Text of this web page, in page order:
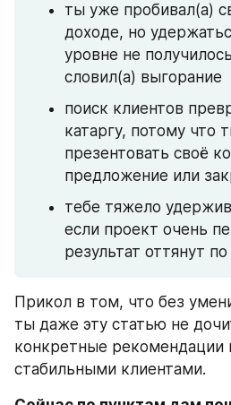
ты уже пробивал(а)
доходе, но
уровне не
словил(а) выгорание
поиск клиентов
катаргу, потому что
презентовать своё
предложение или
тебе тяжело
если проект очень
результат оттянут
Прикол в том, что без
ты даже эту статью не
конкретные рекомендации
стабильными клиентами.